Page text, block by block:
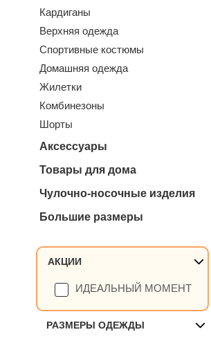
Кардиганы
Верхняя одежда
Спортивные костюмы
Домашняя одежда
Жилетки
Комбинезоны
Шорты
Аксессуары
Товары для дома
Чулочно-носочные изделия
Большие размеры
АКЦИИ
ИДЕАЛЬНЫЙ МОМЕНТ
РАЗМЕРЫ ОДЕЖДЫ